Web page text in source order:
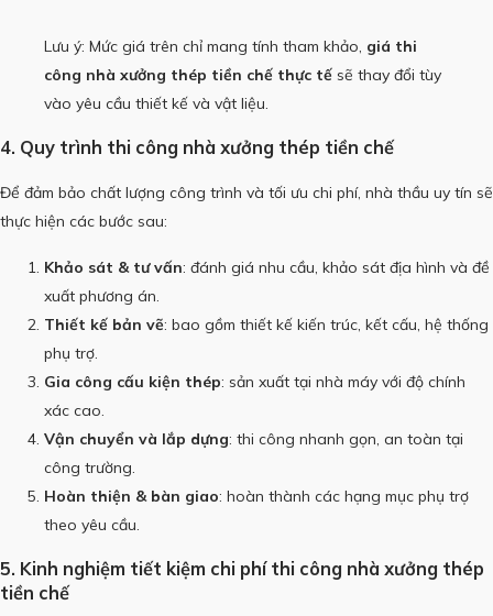
Lưu ý: Mức giá trên chỉ mang tính tham khảo, giá thi
công nhà xưởng thép tiền chế thực tế sẽ thay đổi tùy
vào yêu cầu thiết kế và vật liệu.
4. Quy trình thi công nhà xưởng thép tiền chế
Để đảm bảo chất lượng công trình và tối ưu chi phí, nhà thầu uy tín sẽ
thực hiện các bước sau:
Khảo sát & tư vấn: đánh giá nhu cầu, khảo sát địa hình và đề
xuất phương án.
Thiết kế bản vẽ: bao gồm thiết kế kiến trúc, kết cấu, hệ thống
phụ trợ.
Gia công cấu kiện thép: sản xuất tại nhà máy với độ chính
xác cao.
Vận chuyển và lắp dựng: thi công nhanh gọn, an toàn tại
công trường.
Hoàn thiện & bàn giao: hoàn thành các hạng mục phụ trợ
theo yêu cầu.
5. Kinh nghiệm tiết kiệm chi phí thi công nhà xưởng thép
tiền chế